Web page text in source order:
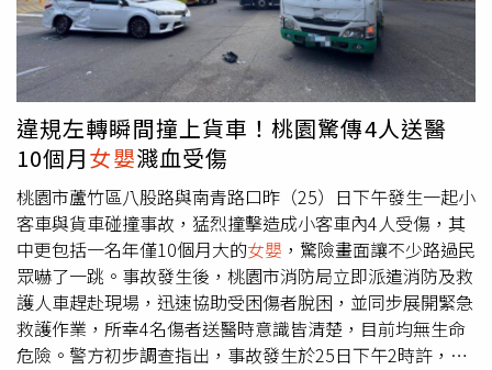
疾病有關，也可能是在睡眠過程中發生窒息，屬於嬰兒猝發
性死亡的一種。不過，這類情況發生在出生僅數天的新生兒
身上相當罕見。斯塔福德郡警方兒童保護部門深入調查後，
明確排除虐待或疏忽照顧的可能。負責調查的警官表示，疲
憊的母親只是半夜抱起孩子安撫時不慎睡著，孩子一直生活
在充滿愛的家庭中，受到父母細心照顧，整起事件沒有任何
犯罪或照護疏失。驗屍官林賽湯克斯（Lindsey Tonks）最
終裁定，阿拉貝拉是在不安全睡眠環境下發生延遲性猝死。
她表示，這對年輕父母及家人早已為迎接新生命做好一切準
備，孩子出生後前5天健康狀況也沒有任何異常。她指出，
艱辛生產及照顧新生兒讓母親身心俱疲，醒來後立即展開求
救，家人與醫療團隊也盡了所有努力，希望這項調查結果能
讓莉迪亞明白，她沒有做錯任何事，也沒有任何故意或疏忽
照顧的情形，這只是任何父母都不願遭遇、也無法預料的悲
一個原本應該及時停止的謊言逐漸失控。她透露，傑米起初
並不希望孩子出生，後來才慢慢接受即將成為父親的事實，
甚至開始期待迎接女兒到來。正因如此，她更害怕親口說出
流產消息，擔心對方再次受到打擊，也害怕這段感情徹底結
束，最後只能繼續假裝自己仍然懷孕，希望把一切拖延下
去。為了讓身邊所有人相信自己即將生產，基拉開始打造一
套近乎天衣無縫的假懷孕人生。她購買仿真孕肚，無論參加
婚禮、聚餐或與親友見面，都刻意以孕婦模樣現身；社群平
台則持續分享超音波照片、產檢資訊及懷孕心情，甚至利用
AI技術製作胎兒在腹中活動的影片，營造孩子健康成長的假
象。她還對外宣稱醫師檢查發現胎兒患有心臟問題，引來親
友關心與鼓勵。隨著預產期接近，基拉的謊言愈演愈烈。她
舉辦盛大的性別揭曉派對，在親友見證下宣布即將迎來一名
女兒，現場照片中，她開心迎接粉紅色彩帶灑落，臉上滿是
違規左轉瞬間撞上貨車！桃園驚傳4人送醫
10個月女嬰濺血受傷
桃園市蘆竹區八股路與南青路口昨（25）日下午發生一起小
客車與貨車碰撞事故，猛烈撞擊造成小客車內4人受傷，其
中更包括一名年僅10個月大的女嬰 ，驚險畫面讓不少路過民
眾嚇了一跳。事故發生後，桃園市消防局立即派遣消防及救
護人車趕赴現場，迅速協助受困傷者脫困，並同步展開緊急
救護作業，所幸4名傷者送醫時意識皆清楚，目前均無生命
危險。警方初步調查指出，事故發生於25日下午2時許，當